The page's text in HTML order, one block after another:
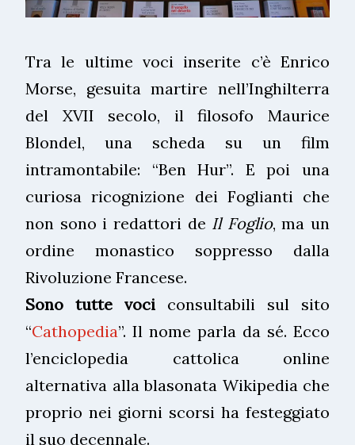
Tra le ultime voci inserite c’è Enrico
Morse, gesuita martire nell’Inghilterra
del XVII secolo, il filosofo Maurice
Blondel, una scheda su un film
intramontabile: “Ben Hur”. E poi una
curiosa ricognizione dei Foglianti che
non sono i redattori de Il Foglio, ma un
ordine monastico soppresso dalla
Rivoluzione Francese.
Sono tutte voci consultabili sul sito
“Cathopedia”. Il nome parla da sé. Ecco
l’enciclopedia cattolica online
alternativa alla blasonata Wikipedia che
proprio nei giorni scorsi ha festeggiato
il suo decennale.